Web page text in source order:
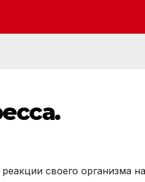
своего организма